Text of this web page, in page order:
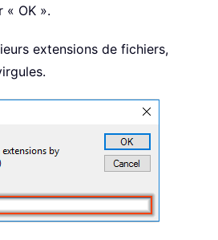
« OK ».
extensions de fichiers,